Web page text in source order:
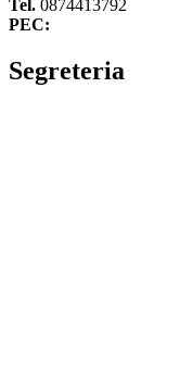
Tel. 0874413792
PEC:
Segreteria